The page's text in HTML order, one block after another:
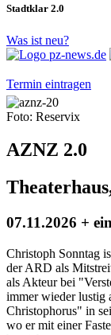
Stadtklar 2.0
Was ist neu?
Termin eintragen
Foto: Reservix
AZNZ 2.0
07.11.2026 +
Christoph Sonntag
der ARD als
als Akteur bei
immer wieder lustig
Christophorus" in
wo er mit einer